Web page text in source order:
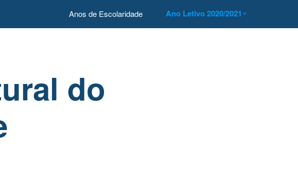
Anos de Escolaridade Ano Letivo 2020/2021
do